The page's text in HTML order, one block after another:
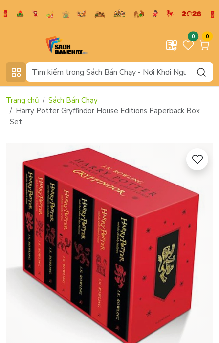
0 0
Trang chủ
Sách Bán Chạy
Harry Potter Gryffindor House Editions Paperback Box
Set